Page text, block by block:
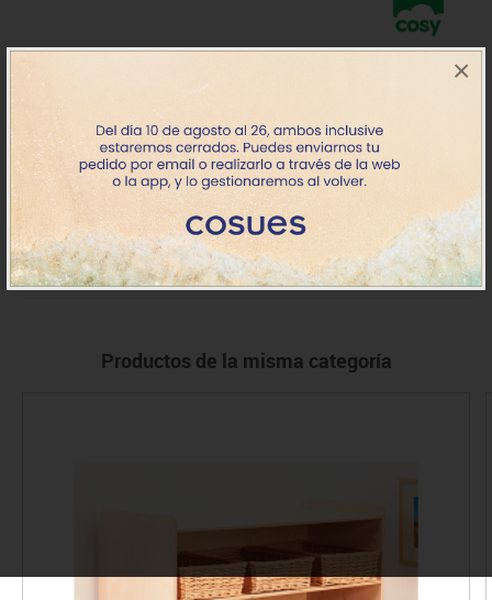
×
EQCOS47569 Estante abierto 90º serie Rookie
+7 días
299.20€
IVA incluido
Productos de la misma categoría